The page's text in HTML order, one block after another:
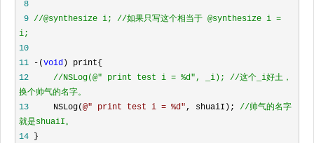
8
9 //@synthesize i; //如果只写这个相当于 @synthesize i =
i;
10
11 -(void
12
//NSLog(@" print test i = %d", _i); //这个_i好土，
换个帅气的名字。
13
     NSLog(
@" print test i = %d", shuaiI); //帅气的名字
就是shuaiI。
14